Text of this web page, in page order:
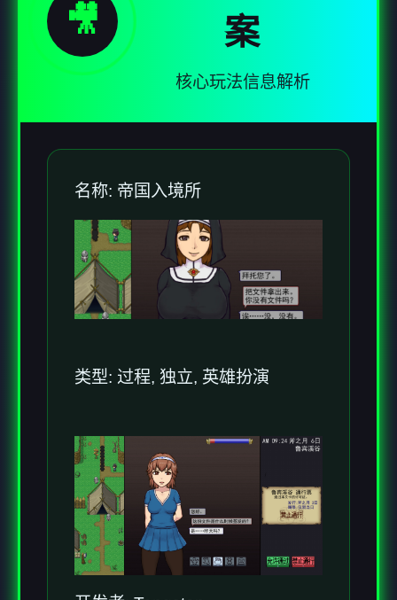
🎥
案
核心玩法信息解析
名称: 帝国入境所
类型: 过程, 独立, 英雄扮演